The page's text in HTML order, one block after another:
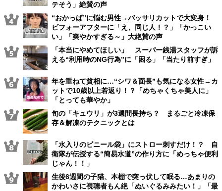
テそう」絶賛の声
“おかっぱ”に悩む男性→バッサリカットで大変身！
ビフォーアフターに「え、同じ人！？」「かっこい
い」「爽やかすぎる～」大絶賛の声
「本当にやめてほしい」 スーパー銭湯スタッフが訴
える“利用時のNG行為”に「困る」「当たり前すぎ」
年を重ねて貧相に…“シワ＆面長”も気になる女性→カ
ットで10歳以上若返り！？「めちゃくちゃ美人に」
「とっても華やか」
旬の「キュウリ」が3週間長持ち？ まるごと冷凍保
存＆解凍のテクニックとは
「水入りのビニール袋」にストロー刺すだけ！？ 自
衛隊が伝授する“簡易水道”の作り方に「めっちゃ便利
じゃん！！」
生後6週間の子猫、本棚で突っ伏して眠る…あまりの
かわいさに視聴者もん絶「ぬいぐるみみたい！」「最